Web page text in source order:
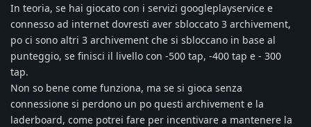
In teoria, se hai giocato con i servizi googleplayservice e
connesso ad internet dovresti aver sbloccato 3 archivement,
po ci sono altri 3 archivement che si sbloccano in base al
punteggio, se finisci il livello con -500 tap, -400 tap e - 300
tap.
Non so bene come funziona, ma se si gioca senza
connessione si perdono un po questi archivement e la
laderboard, come potrei fare per incentivare a mantenere la